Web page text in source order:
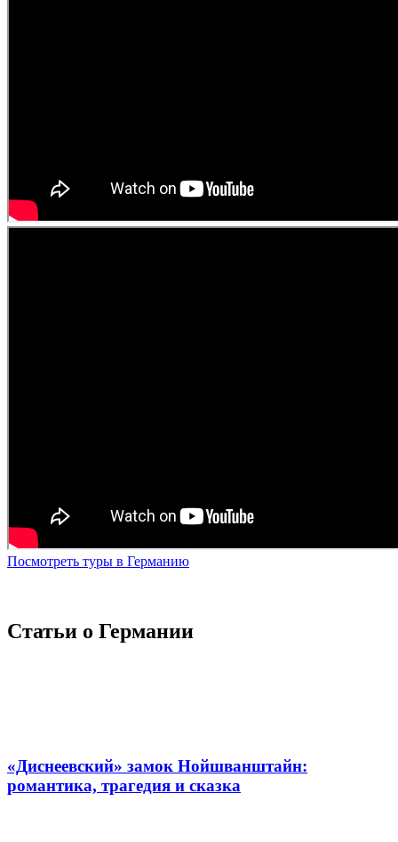
Посмотреть туры в Германию
Статьи о Германии
«Диснеевский» замок Нойшванштайн:
романтика, трагедия и сказка